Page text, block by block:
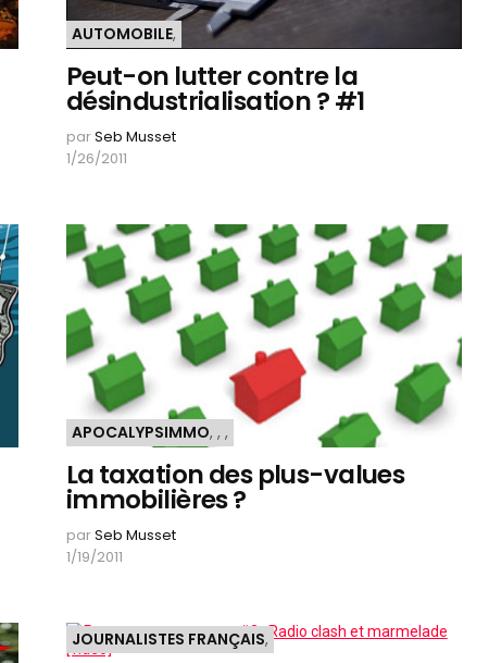
AUTOMOBILE,
Peut-on lutter contre la
désindustrialisation ? #1
parSeb Musset
1/26/2011
APOCALYPSIMMO, , ,
La taxation des plus-values
immobilières ?
parSeb Musset
1/19/2011
JOURNALISTES FRANÇAIS,